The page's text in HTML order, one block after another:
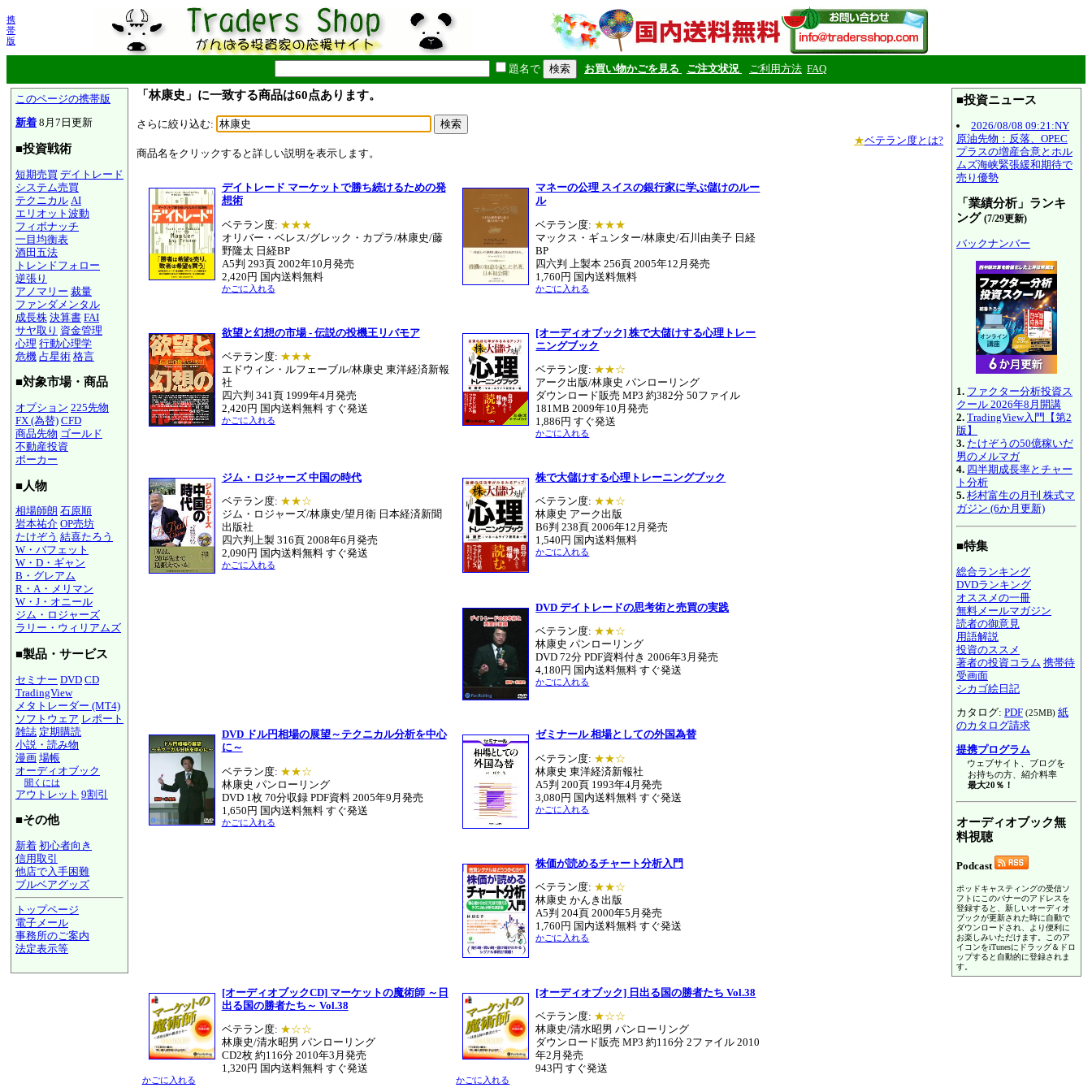
携
帯
版
題名で お買い物かごを見る ご注文状況 ご利用方法 FAQ
このページの携帯版
新着 8月7日更新
■投資戦術
短期売買 デイトレード
システム売買
テクニカル AI
エリオット波動
フィボナッチ
一目均衡表
酒田五法
トレンドフォロー
逆張り
アノマリー 裁量
ファンダメンタル
成長株 決算書 FAI
サヤ取り 資金管理
心理 行動心理学
危機 占星術 格言
■対象市場・商品
オプション 225先物
FX (為替) CFD
商品先物 ゴールド
不動産投資
ポーカー
■人物
相場師朗 石原順
岩本祐介 OP売坊
たけぞう 結喜たろう
W・バフェット
W・D・ギャン
B・グレアム
R・A・メリマン
W・J・オニール
ジム・ロジャーズ
ラリー・ウィリアムズ
■製品・サービス
セミナー DVD CD
TradingView
メタトレーダー (MT4)
ソフトウェア レポート
雑誌 定期購読
小説・読み物
漫画 場帳
オーディオブック
聞くには
アウトレット 9割引
■その他
新着 初心者向き
信用取引
他店で入手困難
ブルベアグッズ
トップページ
電子メール
事務所のご案内
法定表示等
「林康史」に一致する商品は60点あります。
さらに絞り込む:
★ベテラン度とは?
商品名をクリックすると詳しい説明を表示します。
デイトレード マーケットで勝ち続けるための発
想術
ベテラン度: ★★★
オリバー・ベレス/グレック・カプラ/林康史/藤
野隆太 日経BP
A5判 293頁 2002年10月発売
2,420円 国内送料無料
かごに入れる
マネーの公理 スイスの銀行家に学ぶ儲けのルー
ル
ベテラン度: ★★★
マックス・ギュンター/林康史/石川由美子 日経
BP
四六判 上製本 256頁 2005年12月発売
1,760円 国内送料無料
かごに入れる
欲望と幻想の市場 - 伝説の投機王リバモア
ベテラン度: ★★★
エドウィン・ルフェーブル/林康史 東洋経済新報
社
四六判 341頁 1999年4月発売
2,420円 国内送料無料 すぐ発送
かごに入れる
[オーディオブック] 株で大儲けする心理トレー
ニングブック
ベテラン度: ★★☆
アーク出版/林康史 パンローリング
ダウンロード販売 MP3 約382分 50ファイル
181MB 2009年10月発売
1,886円 すぐ発送
かごに入れる
ジム・ロジャーズ 中国の時代
ベテラン度: ★★☆
ジム・ロジャーズ/林康史/望月衛 日本経済新聞
出版社
四六判上製 316頁 2008年6月発売
2,090円 国内送料無料 すぐ発送
かごに入れる
株で大儲けする心理トレーニングブック
ベテラン度: ★★☆
林康史 アーク出版
B6判 238頁 2006年12月発売
1,540円 国内送料無料
かごに入れる
DVD デイトレードの思考術と売買の実践
ベテラン度: ★★☆
林康史 パンローリング
DVD 72分 PDF資料付き 2006年3月発売
4,180円 国内送料無料 すぐ発送
かごに入れる
DVD ドル円相場の展望～テクニカル分析を中心
に～
ベテラン度: ★★☆
林康史 パンローリング
DVD 1枚 70分収録 PDF資料 2005年9月発売
1,650円 国内送料無料 すぐ発送
かごに入れる
ゼミナール 相場としての外国為替
ベテラン度: ★★☆
林康史 東洋経済新報社
A5判 200頁 1993年4月発売
3,080円 国内送料無料 すぐ発送
かごに入れる
株価が読めるチャート分析入門
ベテラン度: ★★☆
林康史 かんき出版
A5判 204頁 2000年5月発売
1,760円 国内送料無料 すぐ発送
かごに入れる
[オーディオブックCD] マーケットの魔術師 ～日
出る国の勝者たち～ Vol.38
ベテラン度: ★☆☆
林康史/清水昭男 パンローリング
CD2枚 約116分 2010年3月発売
1,320円 国内送料無料 すぐ発送
かごに入れる
[オーディオブック] 日出る国の勝者たち Vol.38
ベテラン度: ★☆☆
林康史/清水昭男 パンローリング
ダウンロード販売 MP3 約116分 2ファイル 2010
年2月発売
943円 すぐ発送
かごに入れる
■投資ニュース
2026/08/08 09:21:NY
原油先物：反落、OPEC
プラスの増産合意とホル
ムズ海峡緊張緩和期待で
売り優勢
「業績分析」ランキ
ング (7/29更新)
バックナンバー
1. ファクター分析投資ス
クール 2026年8月開講
2. TradingView入門【第2
版】
3. たけぞうの50億稼いだ
男のメルマガ
4. 四半期成長率とチャー
ト分析
5. 杉村富生の月刊 株式マ
ガジン (6か月更新)
■特集
総合ランキング
DVDランキング
オススメの一冊
無料メールマガジン
読者の御意見
用語解説
投資のススメ
著者の投資コラム 携帯待
受画面
シカゴ絵日記
カタログ: PDF (25MB) 紙
のカタログ請求
提携プログラム
ウェブサイト、ブログを
お持ちの方、紹介料率
最大20％！
オーディオブック無
料視聴
Podcast
ポッドキャスティングの受信ソ
フトにこのバナーのアドレスを
登録すると、新しいオーディオ
ブックが更新された時に自動で
ダウンロードされ、より便利に
お楽しみいただけます。このア
イコンをiTunesにドラッグ＆ドロ
ップすると自動的に登録されま
す。